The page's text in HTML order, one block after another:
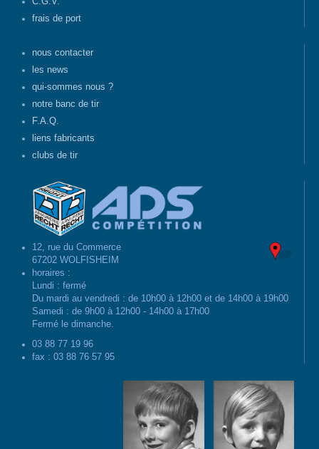
frais de port
nous contacter
les news
qui-sommes nous ?
notre banc de tir
F.A.Q.
liens fabricants
clubs de tir
12, rue du Commerce
67202 WOLFISHEIM
horaires :
Lundi : fermé
Du mardi au vendredi : de 10h00 à 12h00 et de 14h00 à 19h00
Samedi : de 9h00 à 12h00 - 14h00 à 17h00
Fermé le dimanche.
03 88 77 19 96
fax : 03 88 76 57 95